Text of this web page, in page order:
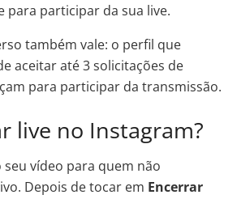
para participar da sua live.
também vale: o perfil que
aceitar até 3 solicitações de
para participar da transmissão.
live no Instagram?
seu vídeo para quem não
Depois de tocar em Encerrar